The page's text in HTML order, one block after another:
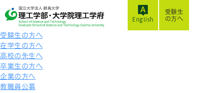
受験生
の方へ
受験生の方へ
在学生の方へ
高校の先生へ
卒業生の方へ
企業の方へ
教職員公募
English